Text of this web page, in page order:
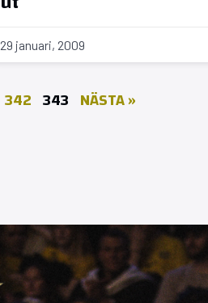
29 januari, 2009
342 343 NÄSTA »